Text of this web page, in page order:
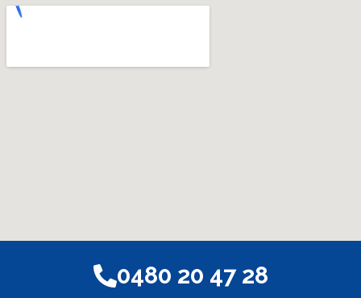
0480 20 47 28